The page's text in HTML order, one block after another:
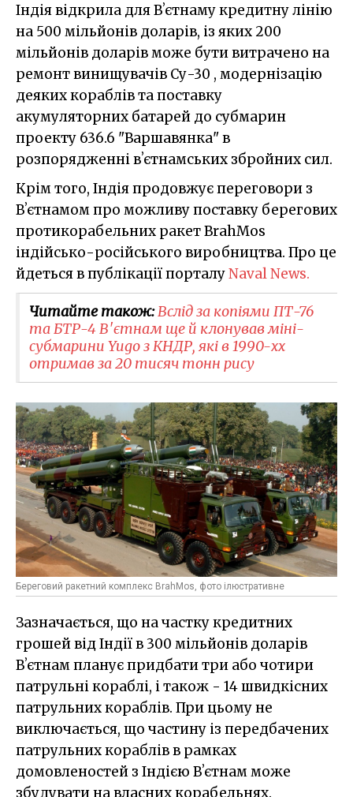
Індія відкрила для Вʼєтнаму кредитну лінію
на 500 мільйонів доларів, із яких 200
мільйонів доларів може бути витрачено на
ремонт винищувачів Су-30 , модернізацію
деяких кораблів та поставку
акумуляторних батарей до субмарин
проекту 636.6 "Варшавянка" в
розпорядженні вʼєтнамських збройних сил.
Крім того, Індія продовжує переговори з
Вʼєтнамом про можливу поставку берегових
протикорабельних ракет BrahMos
індійсько-російського виробництва. Про це
йдеться в публікації порталуNaval News.
Читайте також:Вслід за копіями ПТ-76
та БТР-4 В'єтнам ще й клонував міні-
субмарини Yugo з КНДР, які в 1990-хх
отримав за 20 тисяч тонн рису
Береговий ракетний комплекс BrahMos, фото ілюстративне
Зазначається, що на частку кредитних
грошей від Індії в 300 мільйонів доларів
Вʼєтнам планує придбати три або чотири
патрульні кораблі, і також - 14 швидкісних
патрульних кораблів. При цьому не
виключається, що частину із передбачених
патрульних кораблів в рамках
домовленостей з Індією Вʼєтнам може
збудувати на власних корабельнях.